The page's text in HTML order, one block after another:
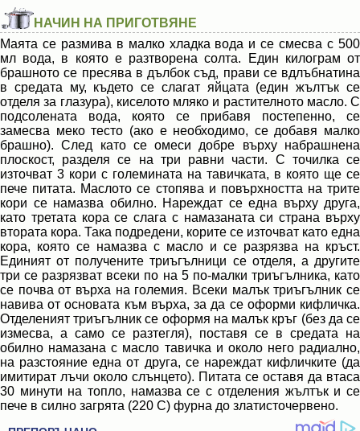
НАЧИН НА ПРИГОТВЯНЕ
Маята се размива в малко хладка вода и се смесва с 500
мл вода, в която е разтворена солта. Един килограм от
брашното се пресява в дълбок съд, прави се вдлъбнатина
в средата му, където се слагат яйцата (един жълтък се
отделя за глазура), киселото мляко и растителното масло. С
подсолената вода, която се прибавя постепенно, се
замесва меко тесто (ако е необходимо, се добавя малко
брашно). След като се омеси добре върху набрашнена
плоскост, разделя се на три равни части. С точилка се
източват 3 кори с големината на тавичката, в която ще се
пече питата. Маслото се стопява и повърхността на трите
кори се намазва обилно. Нареждат се една върху друга,
като третата кора се слага с намазаната си страна върху
втората кора. Така подредени, корите се източват като една
кора, която се намазва с масло и се разрязва на кръст.
Единият от получените триъгълници се отделя, а другите
три се разрязват всеки по на 5 по-малки триъгълника, като
се почва от върха на големия. Всеки малък триъгълник се
навива от основата към върха, за да се оформи кифличка.
Отделеният триъгълник се оформя на малък кръг (без да се
измесва, а само се разтегля), поставя се в средата на
обилно намазана с масло тавичка и около него радиално,
на разстояние една от друга, се нареждат кифличките (да
имитират лъчи около слънцето). Питата се оставя да втаса
30 минути на топло, намазва се с отделения жълтък и се
пече в силно загрята (220 С) фурна до златисточервено.